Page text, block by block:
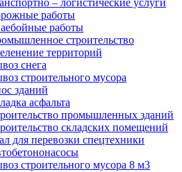
– логистические услуги
работы
работы
строительство
территорий
снега
строительного мусора
зданий
асфальта
промышленных зданий
складских помещений
для перевозки спецтехники
строительного мусора 8 м3